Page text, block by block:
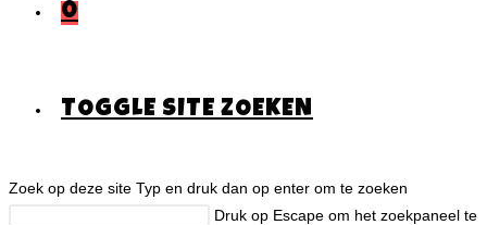
0
TOGGLE SITE ZOEKEN
Zoek op deze site Typ en druk dan op enter om te zoeken
Druk op Escape om het zoekpaneel te